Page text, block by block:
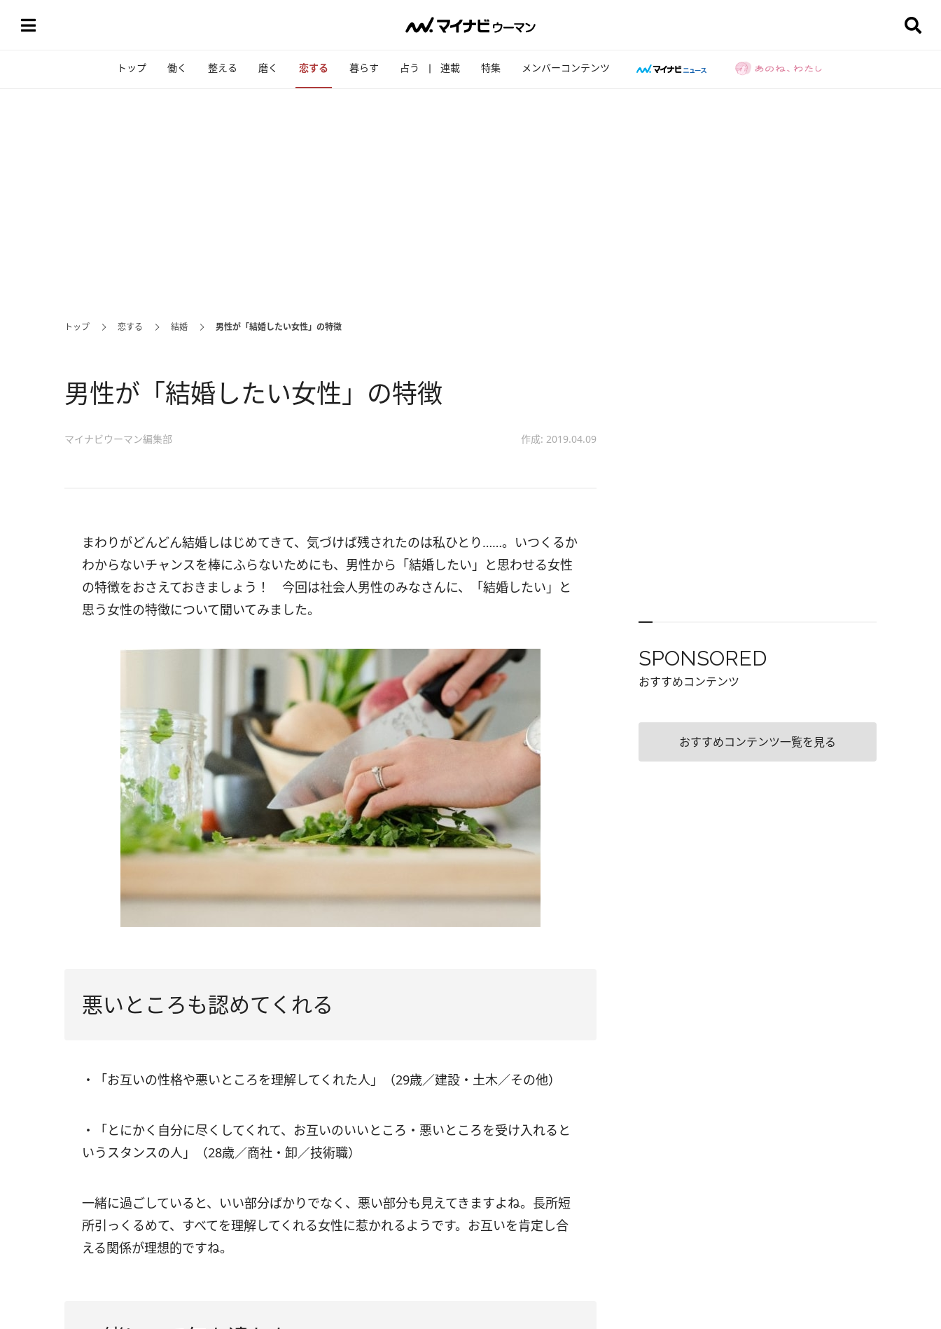
トップ 働く 整える 磨く 恋する 暮らす 占う 連載 特集 メンバーコンテンツ
トップ 恋する 結婚 男性が「結婚したい女性」の特徴
男性が「結婚したい女性」の特徴
マイナビウーマン編集部 作成: 2019.04.09
まわりがどんどん結婚しはじめてきて、気づけば残されたのは私ひとり……。いつくるか
わからないチャンスを棒にふらないためにも、男性から「結婚したい」と思わせる女性
の特徴をおさえておきましょう！ 今回は社会人男性のみなさんに、「結婚したい」と
思う女性の特徴について聞いてみました。
悪いところも認めてくれる
・「お互いの性格や悪いところを理解してくれた人」（29歳／建設・土木／その他）
・「とにかく自分に尽くしてくれて、お互いのいいところ・悪いところを受け入れると
いうスタンスの人」（28歳／商社・卸／技術職）
一緒に過ごしていると、いい部分ばかりでなく、悪い部分も見えてきますよね。長所短
所引っくるめて、すべてを理解してくれる女性に惹かれるようです。お互いを肯定し合
える関係が理想的ですね。
SPONSORED
おすすめコンテンツ
おすすめコンテンツ一覧を見る